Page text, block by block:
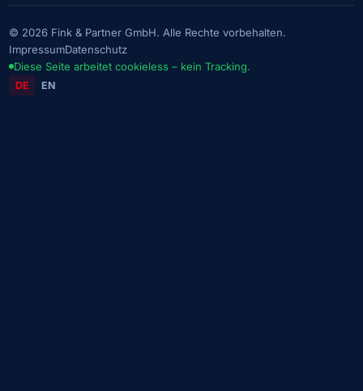
© 2026 Fink & Partner GmbH. Alle Rechte vorbehalten.
ImpressumDatenschutz
Diese Seite arbeitet cookieless – kein Tracking.
DE EN